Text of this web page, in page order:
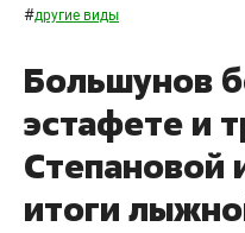
#другие виды
Большунов
эстафете и
Степановой
итоги